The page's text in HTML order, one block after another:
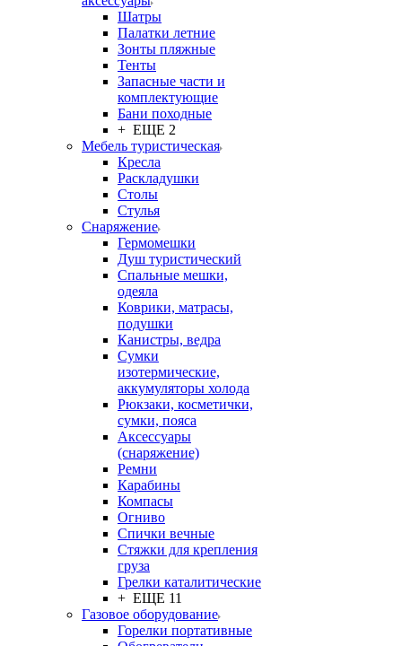
Шатры
Палатки летние
Зонты пляжные
Тенты
Запасные части и
комплектующие
Бани походные
+ ЕЩЕ 2
Мебель туристическая
Кресла
Раскладушки
Столы
Стулья
Снаряжение
Гермомешки
Душ туристический
Спальные мешки,
одеяла
Коврики, матрасы,
подушки
Канистры, ведра
Сумки
изотермические,
аккумуляторы холода
Рюкзаки, косметички,
сумки, пояса
Аксессуары
(снаряжение)
Ремни
Карабины
Компасы
Огниво
Спички вечные
Стяжки для крепления
груза
Грелки каталитические
+ ЕЩЕ 11
Газовое оборудование
Горелки портативные